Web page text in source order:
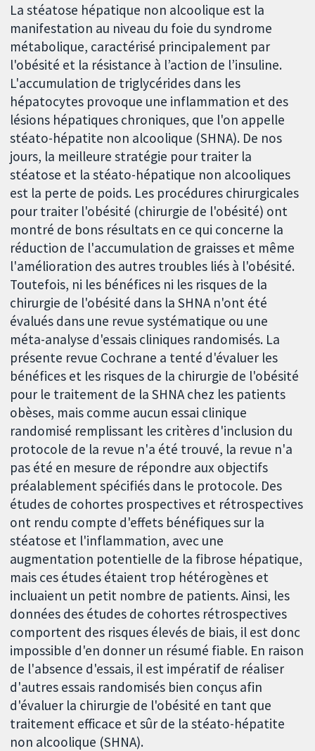
La stéatose hépatique non alcoolique est la
manifestation au niveau du foie du syndrome
métabolique, caractérisé principalement par
l'obésité et la résistance à l’action de l’insuline.
L'accumulation de triglycérides dans les
hépatocytes provoque une inflammation et des
lésions hépatiques chroniques, que l'on appelle
stéato-hépatite non alcoolique (SHNA). De nos
jours, la meilleure stratégie pour traiter la
stéatose et la stéato-hépatique non alcooliques
est la perte de poids. Les procédures chirurgicales
pour traiter l'obésité (chirurgie de l'obésité) ont
montré de bons résultats en ce qui concerne la
réduction de l'accumulation de graisses et même
l'amélioration des autres troubles liés à l'obésité.
Toutefois, ni les bénéfices ni les risques de la
chirurgie de l'obésité dans la SHNA n'ont été
évalués dans une revue systématique ou une
méta-analyse d'essais cliniques randomisés. La
présente revue Cochrane a tenté d'évaluer les
bénéfices et les risques de la chirurgie de l'obésité
pour le traitement de la SHNA chez les patients
obèses, mais comme aucun essai clinique
randomisé remplissant les critères d'inclusion du
protocole de la revue n'a été trouvé, la revue n'a
pas été en mesure de répondre aux objectifs
préalablement spécifiés dans le protocole. Des
études de cohortes prospectives et rétrospectives
ont rendu compte d'effets bénéfiques sur la
stéatose et l'inflammation, avec une
augmentation potentielle de la fibrose hépatique,
mais ces études étaient trop hétérogènes et
incluaient un petit nombre de patients. Ainsi, les
données des études de cohortes rétrospectives
comportent des risques élevés de biais, il est donc
impossible d'en donner un résumé fiable. En raison
de l'absence d'essais, il est impératif de réaliser
d'autres essais randomisés bien conçus afin
d'évaluer la chirurgie de l'obésité en tant que
traitement efficace et sûr de la stéato-hépatite
non alcoolique (SHNA).